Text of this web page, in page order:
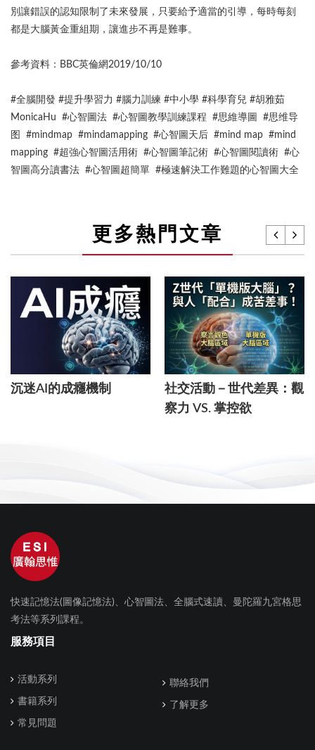
別讓錯誤的認知限制了未來發展，只要給予適當的引導，每時每刻
都是大腦黃金重組期，讓進步不再是難事。
參考資料：BBC英倫網2019/10/10
#全腦開發 #提升學習力 #腦力訓練 #中小學 #科學育兒 #胡雅茹
MonicaHu #心智圖法 #心智圖教學訓練課程 #思維導圖 #思维导
图 #mindmap #mindamapping #心智圖天后 #mind map #mind
mapping #超強心智圖活用術 #心智圖筆記術 #心智圖閱讀術 #心
智圖高分讀書法 #心智圖超簡單 #極速解決工作難題的心智圖大全
更多熱門文章
沉迷AI的成癮機制
社交活動－世代差異：觀
察力 VS. 掌控欲
快速記憶法(圖像記憶法)、心智圖法、全腦式速讀、曼陀羅九宮格思
考法等系列課程。
服務項目
活動系列
書籍系列
常見問題
聯絡我們
了解更多